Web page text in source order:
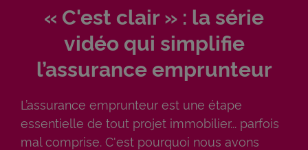
« C'est clair » : la série
vidéo qui simplifie
l’assurance emprunteur
L’assurance emprunteur est une étape
essentielle de tout projet immobilier... parfois
mal comprise. C'est pourquoi nous avons